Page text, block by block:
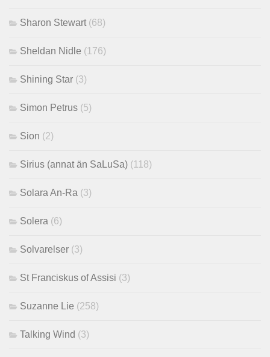
Sharon Stewart (68)
Sheldan Nidle (176)
Shining Star (3)
Simon Petrus (5)
Sion (2)
Sirius (annat än SaLuSa) (118)
Solara An-Ra (3)
Solera (6)
Solvarelser (3)
St Franciskus of Assisi (3)
Suzanne Lie (258)
Talking Wind (3)